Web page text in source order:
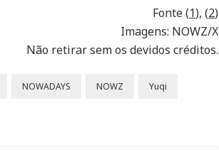
Fonte (1), (2)
Imagens: NOWZ/X
Não retirar sem os devidos créditos.
NOWADAYS NOWZ Yuqi